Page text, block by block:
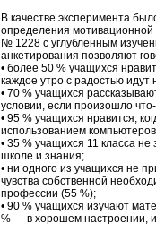
В качестве эксперимента
определения
№ 1228 с углубленным
анкетирования позволяют
• более 50 % учащихся
каждое утро с радостью идут
• 70 % учащихся
условии, если произошло
• 95 % учащихся нравится,
использованием
• 35 % учащихся 11 класса
школе и знания;
• ни одного из учащихся не
чувства собственной
профессии (55 %);
• 90 % учащихся изучают
% — в хорошем настроении,